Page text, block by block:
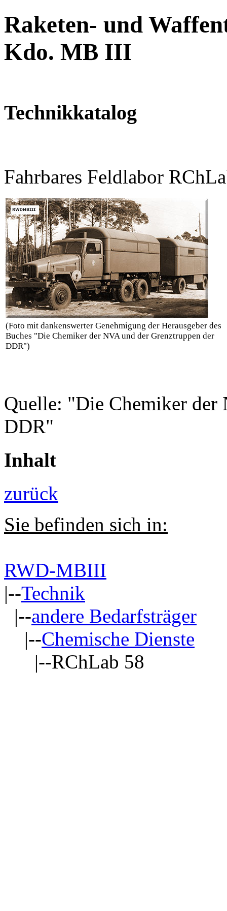
Raketen- und
Kdo. MB III
Technikkatalog
Fahrbares Feldlabor
(Foto mit dankenswerter Genehmigung der Herausgeber des
Buches "Die Chemiker der NVA und der Grenztruppen der
DDR")
Quelle: "Die Chemiker der
DDR"
Inhalt
zurück
Sie befinden sich in:
RWD-MBIII
|--Technik
|--andere Bedarfsträger
|--Chemische Dienste
|--RChLab 58